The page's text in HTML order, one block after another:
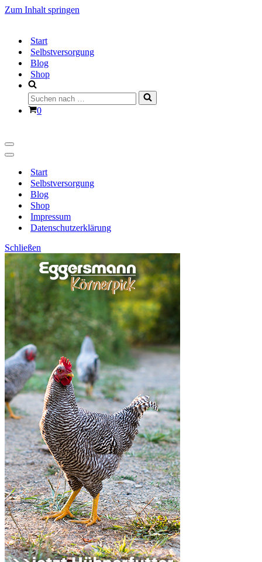
Zum Inhalt springen
Start
Selbstversorgung
Blog
Shop
Suchen
nach …
Warenkorb
0
Navigationsmenü
Navigationsmenü
Start
Selbstversorgung
Blog
Shop
Impressum
Datenschutzerklärung
Schließen